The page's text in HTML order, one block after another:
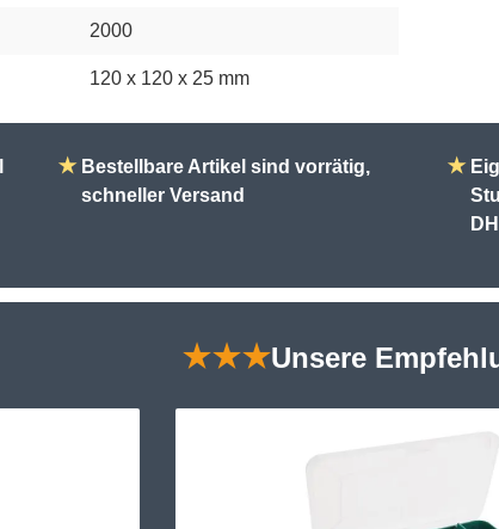
2000
120 x 120 x 25 mm
★ Bestellbare Artikel sind vorrätig,
schneller Versand
★
★★★Unsere